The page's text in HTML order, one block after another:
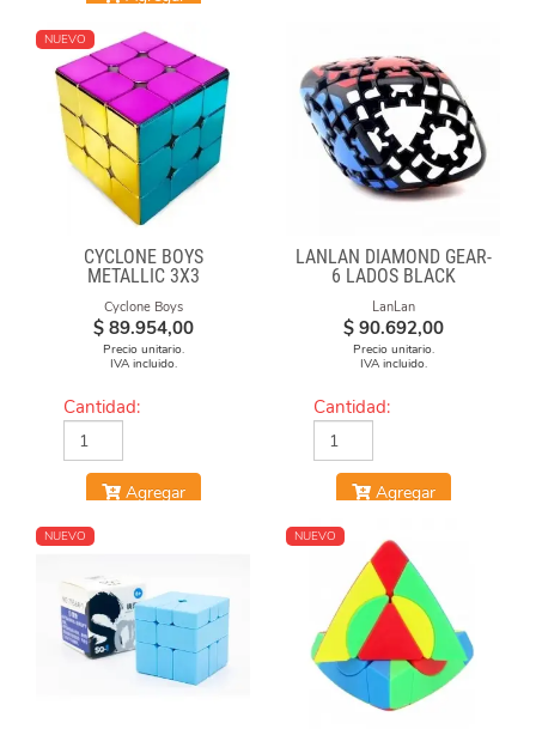
NUEVO
CYCLONE BOYS
METALLIC 3X3
MAGNETICO MACARON
Cyclone Boys
$ 89.954,00
Precio unitario.
IVA incluido.
Cantidad:
Agregar
LANLAN DIAMOND GEAR-
6 LADOS BLACK
LanLan
$ 90.692,00
Precio unitario.
IVA incluido.
Cantidad:
Agregar
NUEVO NUEVO